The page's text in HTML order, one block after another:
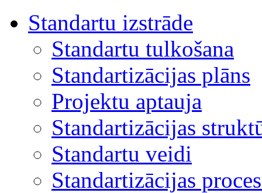
Standartu izstrāde
Standartu tulkošana
Standartizācijas plāns
Projektu aptauja
Standartizācijas
Standartu veidi
Standartizācijas